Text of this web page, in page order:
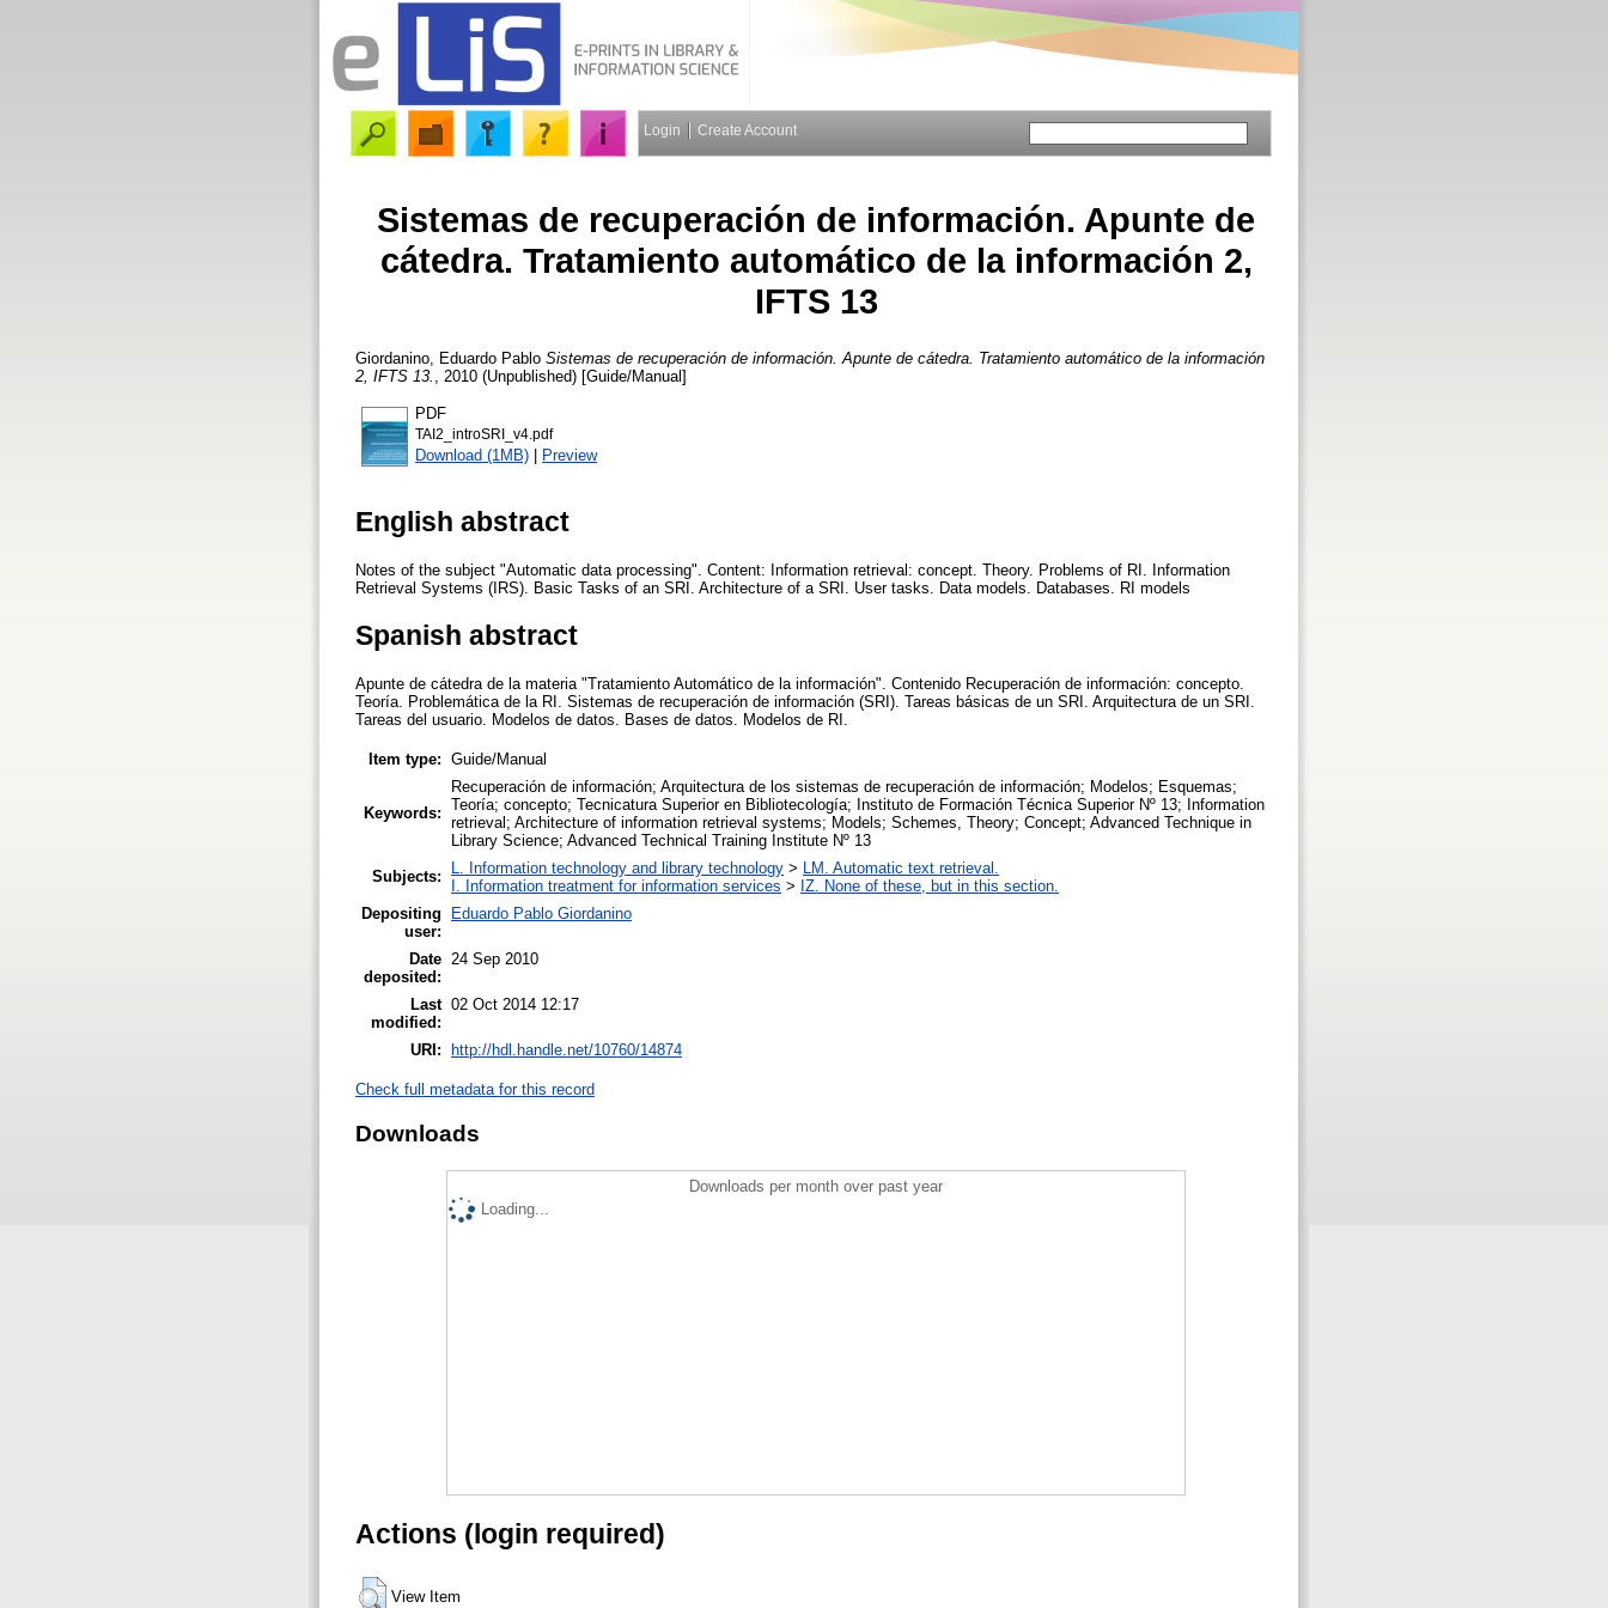
Login Create Account
Sistemas de recuperación de información. Apunte de
cátedra. Tratamiento automático de la información 2,
IFTS 13
Giordanino, Eduardo Pablo Sistemas de recuperación de información. Apunte de cátedra. Tratamiento automático de la información
2, IFTS 13.
, 2010 (Unpublished) [Guide/Manual]
PDF
TAI2_introSRI_v4.pdf
Download (1MB) | Preview
English abstract
Notes of the subject "Automatic data processing". Content: Information retrieval: concept. Theory. Problems of RI. Information
Retrieval Systems (IRS). Basic Tasks of an SRI. Architecture of a SRI. User tasks. Data models. Databases. RI models
Spanish abstract
Apunte de cátedra de la materia "Tratamiento Automático de la información". Contenido Recuperación de información: concepto.
Teoría. Problemática de la RI. Sistemas de recuperación de información (SRI). Tareas básicas de un SRI. Arquitectura de un SRI.
Tareas del usuario. Modelos de datos. Bases de datos. Modelos de RI.
Item type: Guide/Manual
Keywords:
Recuperación de información; Arquitectura de los sistemas de recuperación de información; Modelos; Esquemas;
Teoría; concepto; Tecnicatura Superior en Bibliotecología; Instituto de Formación Técnica Superior Nº 13; Information
retrieval; Architecture of information retrieval systems; Models; Schemes, Theory; Concept; Advanced Technique in
Library Science; Advanced Technical Training Institute Nº 13
Subjects:
L. Information technology and library technology >
LM. Automatic text retrieval.
I. Information treatment for information services > IZ. None of these, but in this section.
Depositing
user:
Eduardo Pablo Giordanino
Date
deposited:
24 Sep 2010
Last
modified:
02 Oct 2014 12:17
URI: http://hdl.handle.net/10760/14874
Check full metadata for this record
Downloads
Downloads per month over past year
Loading...
Actions (login required)
View Item